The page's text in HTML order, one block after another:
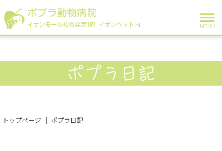
ポプラ動物病院
イオンモール札幌発寒1階 イオンペット内 MENU
ポプラ日記
トップページ ポプラ日記